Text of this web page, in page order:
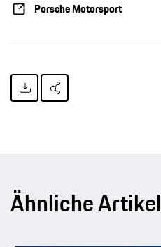
Porsche Motorsport
Ähnliche Artikel